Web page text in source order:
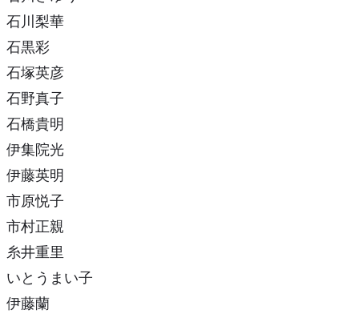
石川梨華
石黒彩
石塚英彦
石野真子
石橋貴明
伊集院光
伊藤英明
市原悦子
市村正親
糸井重里
いとうまい子
伊藤蘭